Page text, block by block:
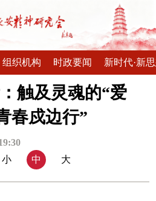
组织机构 时政要闻 新时代·新
触及灵魂的“爱
春戍边行”
小 中 大